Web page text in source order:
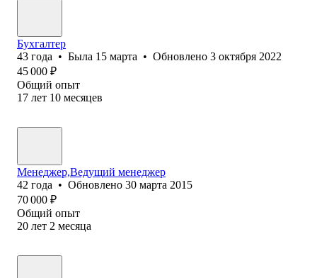
Бухгалтер
43 года • Была 15 марта • Обновлено 3 октября 2022
45 000 ₽
Общий опыт
17 лет 10 месяцев
Менеджер,Ведущий менеджер
42 года • Обновлено 30 марта 2015
70 000 ₽
Общий опыт
20 лет 2 месяца